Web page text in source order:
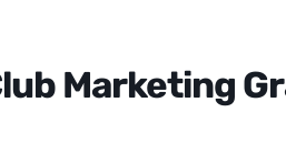
Marketing